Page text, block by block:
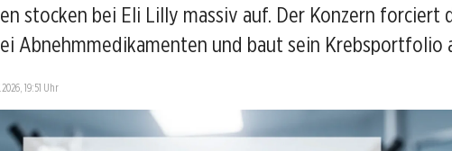
stocken bei Eli Lilly massiv auf. Der Konzern forciert
Abnehmmedikamenten und baut sein Krebsportfolio
19:51 Uhr